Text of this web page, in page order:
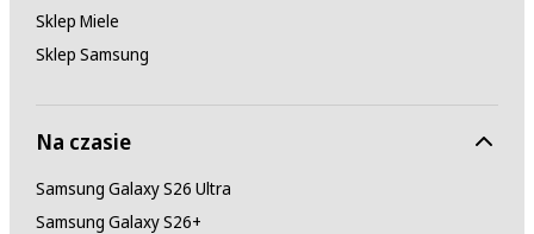
Sklep Miele
Sklep Samsung
Na czasie
Samsung Galaxy S26 Ultra
Samsung Galaxy S26+